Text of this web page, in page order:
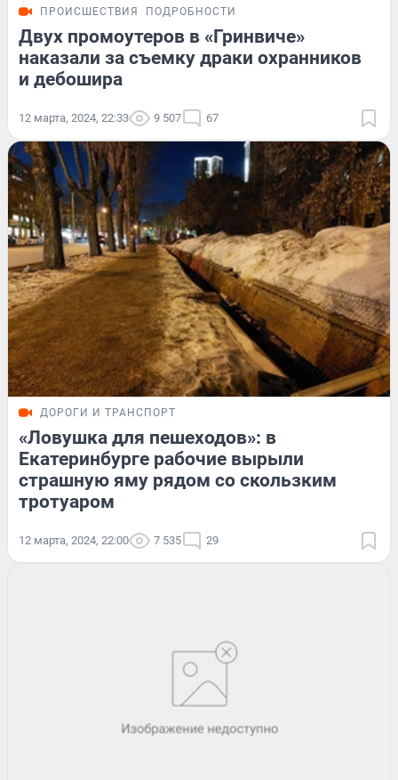
ПРОИСШЕСТВИЯ ПОДРОБНОСТИ
Двух промоутеров в «Гринвиче»
наказали за съемку драки охранников
и дебошира
12 марта, 2024, 22:33 9 507 67
ДОРОГИ И ТРАНСПОРТ
«Ловушка для пешеходов»: в
Екатеринбурге рабочие вырыли
страшную яму рядом со скользким
тротуаром
12 марта, 2024, 22:00 7 535 29